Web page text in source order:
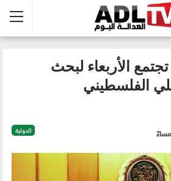
تجتمع الأربعاء لبحث
الفلسطيني
الدولية